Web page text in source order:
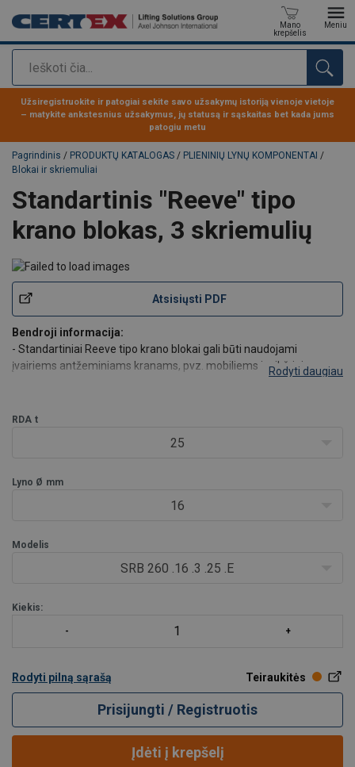
Paieška
Mano
krepšelis
Meniu
Produktas buvo pridėtas prie jūsų užklausos
Užsiregistruokite ir patogiai sekite savo užsakymų istoriją vienoje vietoje
– matykite ankstesnius užsakymus, jų statusą ir sąskaitas bet kada jums
patogiu metu
Pagrindinis / PRODUKTŲ KATALOGAS / PLIENINIŲ LYNŲ KOMPONENTAI /
Blokai ir skriemuliai
Standartinis "Reeve" tipo
krano blokas, 3 skriemulių
Atsisiųsti PDF
Bendroji informacija:
- Standartiniai Reeve tipo krano blokai gali būti naudojami
įvairiems antžeminiams kranams, pvz. mobiliems ir vikšriniams
ribotas.
Rodyti daugiau
RDA t
25
Lyno Ø mm
16
Modelis
SRB 260 .16 .3 .25 .E
Kiekis:
Rodyti pilną sąrašą Teiraukitės
Prisijungti / Registruotis
Įdėti į krepšelį